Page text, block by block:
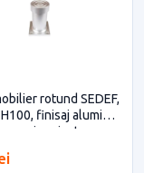
rotund SEDEF,
finisaj aluminiu
si proiecte